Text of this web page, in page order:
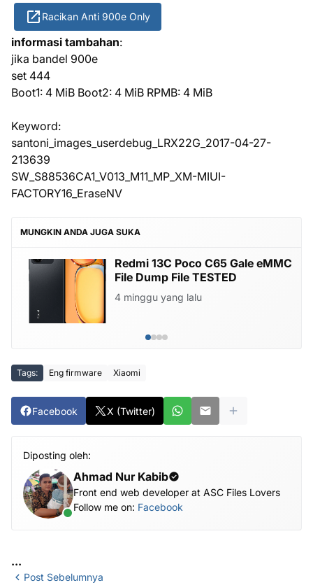
Racikan Anti 900e Only
informasi tambahan:
jika bandel 900e
set 444
Boot1: 4 MiB Boot2: 4 MiB RPMB: 4 MiB
Keyword:
santoni_images_userdebug_LRX22G_2017-04-27-
213639
SW_S88536CA1_V013_M11_MP_XM-MIUI-
FACTORY16_EraseNV
MUNGKIN ANDA JUGA SUKA
Poco C65 Gale eMMC
File TESTED
Xiaomi
Tags: Eng firmware Xiaomi
Facebook X (Twitter)
Diposting oleh:
Ahmad Nur Kabib
Front end web developer at ASC Files Lovers
Follow me on: Facebook
...
Post Sebelumnya